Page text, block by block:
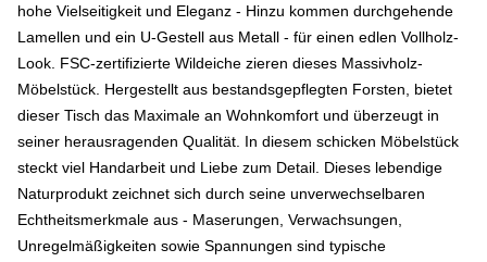
hohe Vielseitigkeit und Eleganz - Hinzu kommen durchgehende
Lamellen und ein U-Gestell aus Metall - für einen edlen Vollholz-
Look. FSC-zertifizierte Wildeiche zieren dieses Massivholz-
Möbelstück. Hergestellt aus bestandsgepflegten Forsten, bietet
dieser Tisch das Maximale an Wohnkomfort und überzeugt in
seiner herausragenden Qualität. In diesem schicken Möbelstück
steckt viel Handarbeit und Liebe zum Detail. Dieses lebendige
Naturprodukt zeichnet sich durch seine unverwechselbaren
Echtheitsmerkmale aus - Maserungen, Verwachsungen,
Unregelmäßigkeiten sowie Spannungen sind typische